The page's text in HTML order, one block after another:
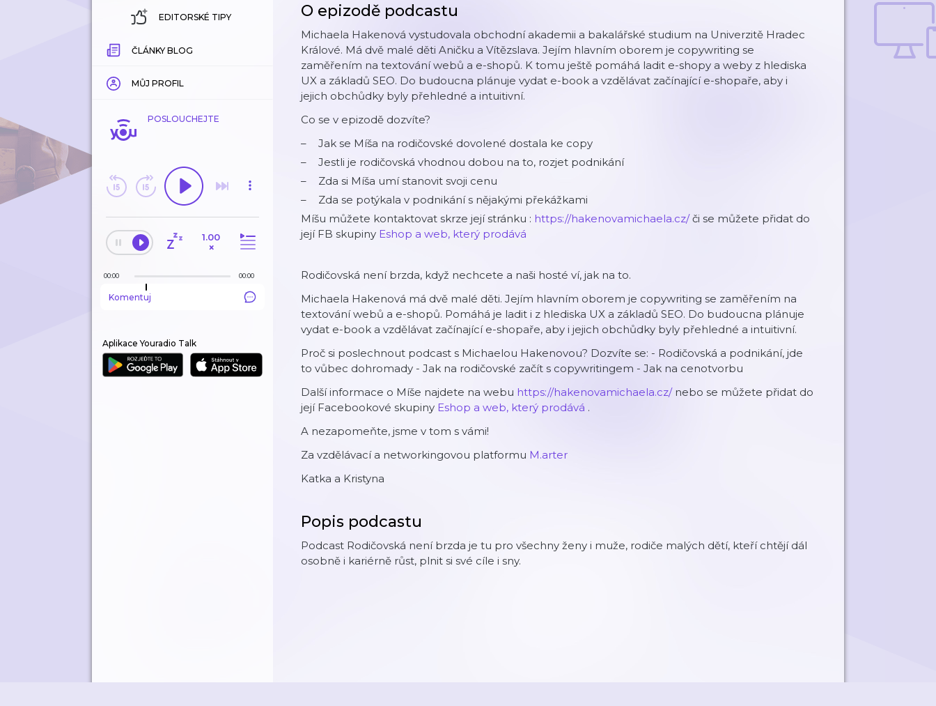
EDITORSKÉ TIPY
ČLÁNKY BLOG
MŮJ PROFIL
POSLOUCHEJTE
1.00
×
00:00 00:00
Komentuj
Aplikace Youradio Talk
O epizodě podcastu
Michaela Hakenová vystudovala obchodní akademii a bakalářské studium na Univerzitě Hradec
Králové. Má dvě malé děti Aničku a Vítězslava. Jejím hlavním oborem je copywriting se
zaměřením na textování webů a e-shopů. K tomu ještě pomáhá ladit e-shopy a weby z hlediska
UX a základů SEO. Do budoucna plánuje vydat e-book a vzdělávat začínající e-shopaře, aby i
jejich obchůdky byly přehledné a intuitivní.
Co se v epizodě dozvíte?
Jak se Míša na rodičovské dovolené dostala ke copy
Jestli je rodičovská vhodnou dobou na to, rozjet podnikání
Zda si Míša umí stanovit svoji cenu
Zda se potýkala v podnikání s nějakými překážkami
Míšu můžete kontaktovat skrze její stránku : https://hakenovamichaela.cz/či se můžete přidat do
její FB skupiny Eshop a web, který prodává
Rodičovská není brzda, když nechcete a naši hosté ví, jak na to.
Michaela Hakenová má dvě malé děti. Jejím hlavním oborem je copywriting se zaměřením na
textování webů a e-shopů. Pomáhá je ladit i z hlediska UX a základů SEO. Do budoucna plánuje
vydat e-book a vzdělávat začínající e-shopaře, aby i jejich obchůdky byly přehledné a intuitivní.
Proč si poslechnout podcast s Michaelou Hakenovou? Dozvíte se: - Rodičovská a podnikání, jde
to vůbec dohromady - Jak na rodičovské začít s copywritingem - Jak na cenotvorbu
Další informace o Míše najdete na webu https://hakenovamichaela.cz/nebo se můžete přidat do
její Facebookové skupiny Eshop a web, který prodává .
A nezapomeňte, jsme v tom s vámi!
Za vzdělávací a networkingovou platformu M.arter
Katka a Kristyna
Popis podcastu
Podcast Rodičovská není brzda je tu pro všechny ženy i muže, rodiče malých dětí, kteří chtějí dál
osobně i kariérně růst, plnit si své cíle i sny.